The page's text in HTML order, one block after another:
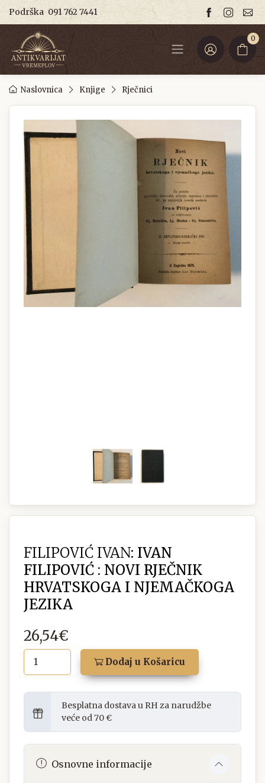
Podrška 091 762 7441
0
Naslovnica Knjige Rječnici
FILIPOVIĆ IVAN: IVAN
FILIPOVIĆ : NOVI RJEČNIK
HRVATSKOGA I NJEMAČKOGA
JEZIKA
26,54€
Dodaj u Košaricu
Besplatna dostava u RH za narudžbe
veće od 70 €
Osnovne informacije